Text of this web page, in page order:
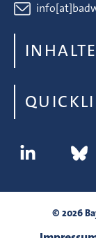
INHALTE
© 2026